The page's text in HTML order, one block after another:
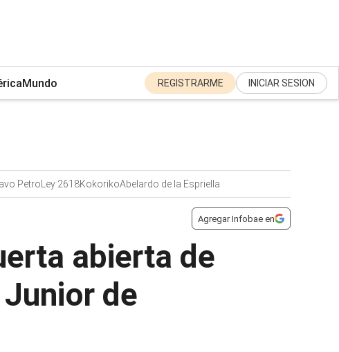
Mundo REGISTRARME INICIAR SESION
PetroLey 2618KokorikoAbelardo de la Espriella
Agregar Infobae en
abierta de
de